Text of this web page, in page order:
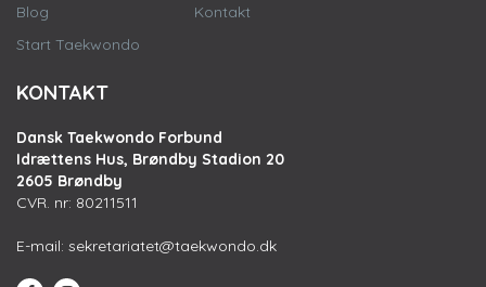
Blog
Start Taekwondo
Kontakt
KONTAKT
Dansk Taekwondo Forbund
Idrættens Hus, Brøndby Stadion 20
2605 Brøndby
CVR. nr: 80211511
E-mail: sekretariatet@taekwondo.dk